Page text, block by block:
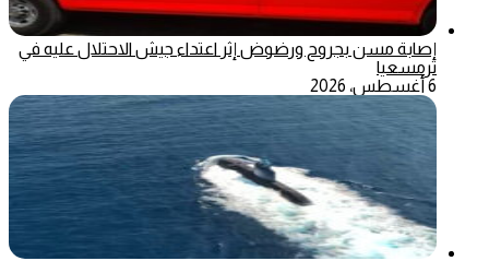
إصابة مسن بجروح ورضوض إثر اعتداء جيش الاحتلال عليه في
ترمسعيا
6 أغسطس، 2026